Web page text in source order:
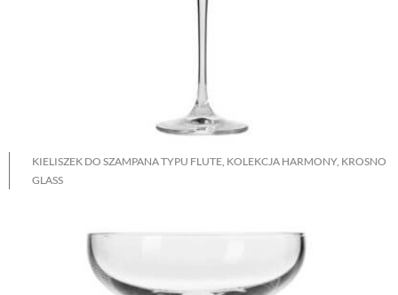
KIELISZEK DO SZAMPANA TYPU FLUTE, KOLEKCJA HARMONY, KROSNO
GLASS